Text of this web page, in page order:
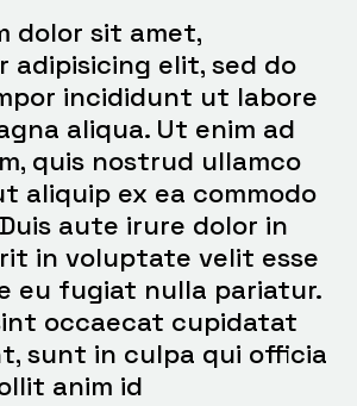
dolor sit amet,
adipisicing elit, sed do
incididunt ut labore
aliqua. Ut enim ad
quis nostrud ullamco
aliquip ex ea commodo
aute irure dolor in
in voluptate velit esse
eu fugiat nulla pariatur.
occaecat cupidatat
sunt in culpa qui officia
anim id